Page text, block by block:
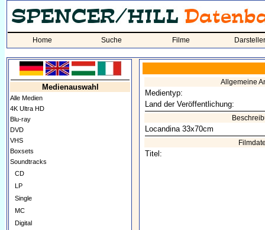
Home Suche Filme Darsteller
Medienauswahl
Alle Medien
4K Ultra HD
Blu-ray
DVD
VHS
Boxsets
Soundtracks
CD
LP
Single
MC
Digital
Allgemeine
Medientyp:
Land der Veröffentlichung:
Locandina 33x70cm
Titel: